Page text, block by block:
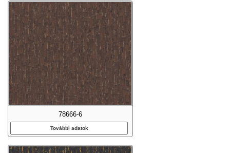
78666-6
További adatok